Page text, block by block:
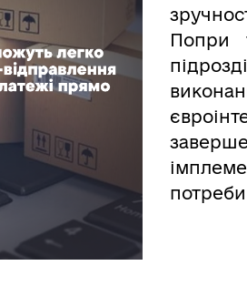
Попри